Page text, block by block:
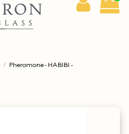
Pheromone - HABIBI -